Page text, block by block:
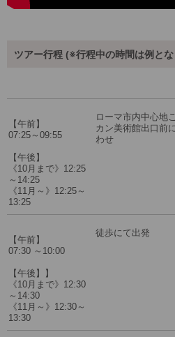
ツアー行程 (※行程中の時間は例と
【午前】
07:25～09:55
【午後】
《10月まで》12:25
～14:25
《11月～》12:25～
13:25
ローマ市内中心地
カン美術館出口前
わせ
【午前】
07:30 ～10:00
【午後】】
《10月まで》12:30
～14:30
《11月～》12:30～
13:30
徒歩にて出発